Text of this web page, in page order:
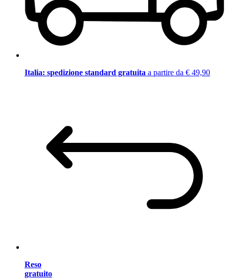
Italia: spedizione standard gratuita a partire da € 49,90
Reso
gratuito